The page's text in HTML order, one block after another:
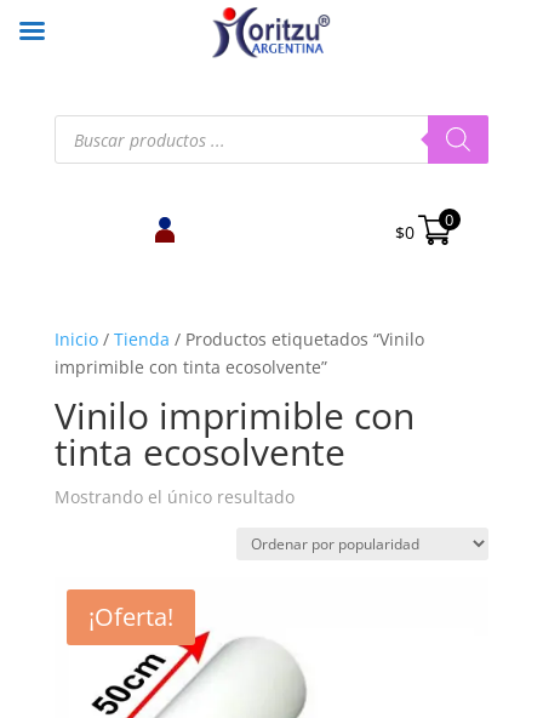
Búsqueda
productos
$0
0
Inicio/ Tienda / Productos etiquetados “Vinilo
imprimible con tinta ecosolvente”
Vinilo imprimible con
tinta ecosolvente
Mostrando el único resultado
¡Oferta!